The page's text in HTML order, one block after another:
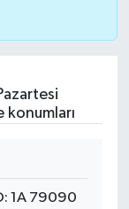
1A 79090